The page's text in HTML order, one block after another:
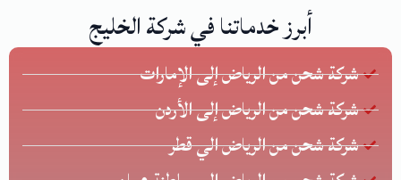
أبرز خدماتنا في شركة الخليج
شركة شحن من الرياض إلى الإمارات
شركة شحن من الرياض إلى الأردن
شركة شحن من الرياض الي قطر